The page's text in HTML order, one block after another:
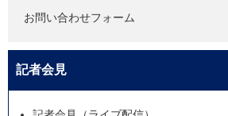
お問い合わせフォーム
記者会見